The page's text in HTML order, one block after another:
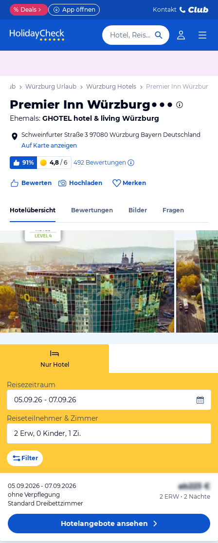
% Deals App öffnen Kontakt
Hotel, Reiseziel
Würzburg Urlaub Würzburg Hotels Premier Inn Würzburg
Premier Inn Würzburg
Ehemals: GHOTEL hotel & living Würzburg
Schweinfurter Straße 3 97080 Würzburg Bayern Deutschland
Auf Karte anzeigen
91% 4,8 / 6 492 Bewertungen
Bewerten Hochladen Merken
Hotelübersicht Bewertungen Bilder Fragen
vom
Nur Hotel
Reisezeitraum
05.09.26 - 07.09.26
Reiseteilnehmer & Zimmer
2 Erw, 0 Kinder, 1 Zi.
Filter
05.09.2026 - 07.09.2026
ohne Verpflegung
Standard Dreibettzimmer
ab223 €
2 ERW • 2 Nächte
Hotelangeboteansehen